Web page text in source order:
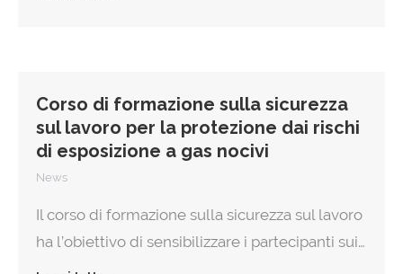
Corso di formazione sulla sicurezza
sul lavoro per la protezione dai rischi
di esposizione a gas nocivi
News
Il corso di formazione sulla sicurezza sul lavoro
ha l’obiettivo di sensibilizzare i partecipanti sui…